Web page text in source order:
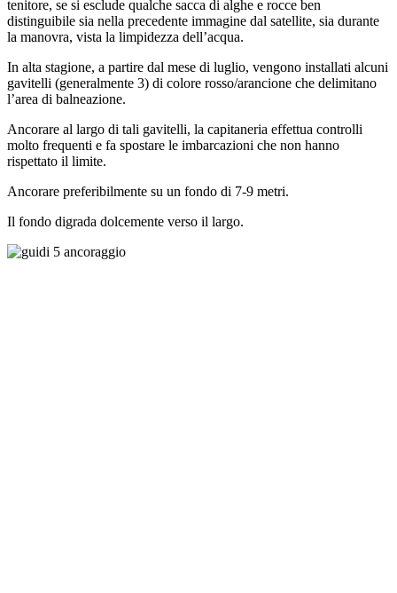
tenitore, se si esclude qualche sacca di alghe e rocce ben
distinguibile sia nella precedente immagine dal satellite, sia durante
la manovra, vista la limpidezza dell’acqua.
In alta stagione, a partire dal mese di luglio, vengono installati alcuni
gavitelli (generalmente 3) di colore rosso/arancione che delimitano
l’area di balneazione.
Ancorare al largo di tali gavitelli, la capitaneria effettua controlli
molto frequenti e fa spostare le imbarcazioni che non hanno
rispettato il limite.
Ancorare preferibilmente su un fondo di 7-9 metri.
Il fondo digrada dolcemente verso il largo.